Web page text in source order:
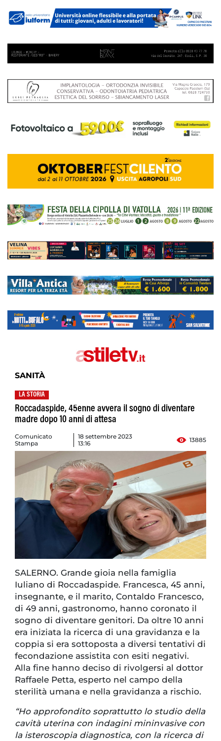
SANITÀ
LA STORIA
Roccadaspide, 45enne avvera il sogno di diventare
madre dopo 10 anni di attesa
Comunicato
Stampa
18 settembre 2023
13:16
13885
SALERNO. Grande gioia nella famiglia
Iuliano di Roccadaspide. Francesca, 45 anni,
insegnante, e il marito, Contaldo Francesco,
di 49 anni, gastronomo, hanno coronato il
sogno di diventare genitori. Da oltre 10 anni
era iniziata la ricerca di una gravidanza e la
coppia si era sottoposta a diversi tentativi di
fecondazione assistita con esiti negativi.
Alla fine hanno deciso di rivolgersi al dottor
Raffaele Petta, esperto nel campo della
sterilità umana e nella gravidanza a rischio.
“Ho approfondito soprattutto lo studio della
cavità uterina con indagini mininvasive con
la isteroscopia diagnostica, con la ricerca di